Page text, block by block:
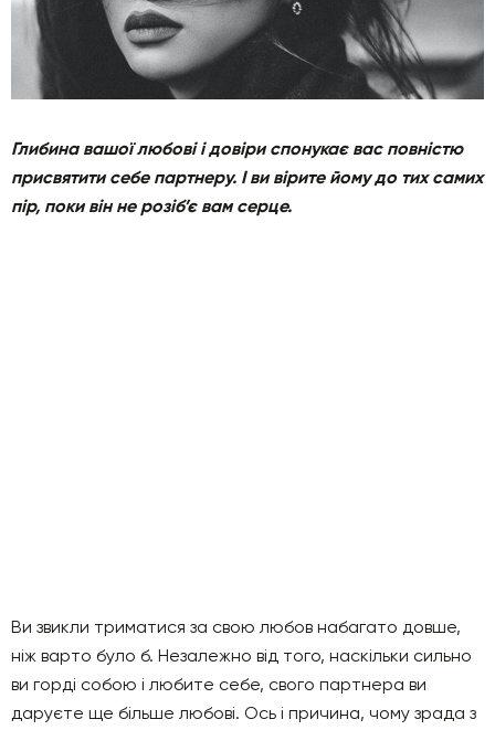
Глибина вашої любові і довіри спонукає вас повністю
присвятити себе партнеру. І ви вірите йому до тих самих
пір, поки він не розіб’є вам серце.
Ви звикли триматися за свою любов набагато довше,
ніж варто було б. Незалежно від того, наскільки сильно
ви горді собою і любите себе, свого партнера ви
даруєте ще більше любові. Ось і причина, чому зрада з